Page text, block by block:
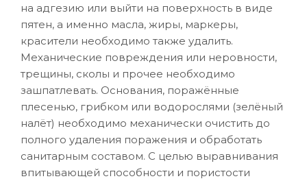
на адгезию или выйти на поверхность в виде
пятен, а именно масла, жиры, маркеры,
красители необходимо также удалить.
Механические повреждения или неровности,
трещины, сколы и прочее необходимо
зашпатлевать. Основания, поражённые
плесенью, грибком или водорослями (зелёный
налёт) необходимо механически очистить до
полного удаления поражения и обработать
санитарным составом. С целью выравнивания
впитывающей способности и пористости